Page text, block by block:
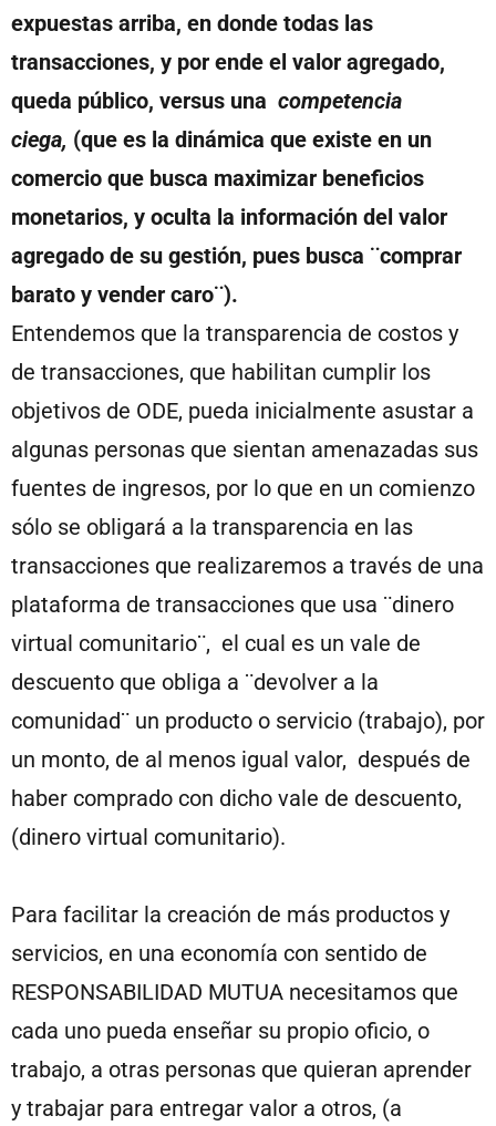
expuestas arriba, en donde todas las
transacciones, y por ende el valor agregado,
queda público, versus una competencia
ciega, (que es la dinámica que existe en un
comercio que busca maximizar beneficios
monetarios, y oculta la información del valor
agregado de su gestión, pues busca ¨comprar
barato y vender caro¨).
Entendemos que la transparencia de costos y
de transacciones, que habilitan cumplir los
objetivos de ODE, pueda inicialmente asustar a
algunas personas que sientan amenazadas sus
fuentes de ingresos, por lo que en un comienzo
sólo se obligará a la transparencia en las
transacciones que realizaremos a través de una
plataforma de transacciones que usa ¨dinero
virtual comunitario¨, el cual es un vale de
descuento que obliga a ¨devolver a la
comunidad¨ un producto o servicio (trabajo), por
un monto, de al menos igual valor, después de
haber comprado con dicho vale de descuento,
(dinero virtual comunitario).
Para facilitar la creación de más productos y
servicios, en una economía con sentido de
RESPONSABILIDAD MUTUA necesitamos que
cada uno pueda enseñar su propio oficio, o
trabajo, a otras personas que quieran aprender
y trabajar para entregar valor a otros, (a